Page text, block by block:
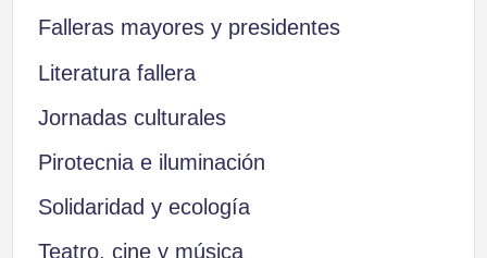
Falleras mayores y presidentes
Literatura fallera
Jornadas culturales
Pirotecnia e iluminación
Solidaridad y ecología
Teatro, cine y música